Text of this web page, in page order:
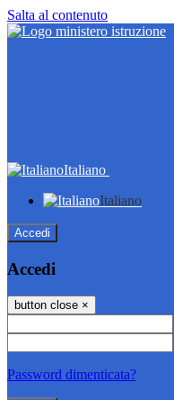
Salta al contenuto
Italiano
Italiano
Accedi
Accedi
button close ×
Password dimenticata?